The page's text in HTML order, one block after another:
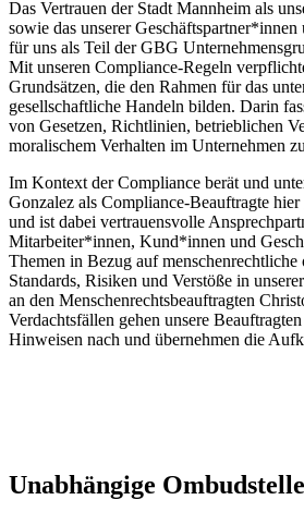
Das Vertrauen der Stadt Mannheim als
sowie das unserer
für uns als Teil der GBG
Mit unseren Compliance-Regeln
Grundsätzen, die den Rahmen für das
gesellschaftliche Handeln bilden. Darin
von Gesetzen, Richtlinien, betrieblichen
moralischem Verhalten im Unternehmen
Im Kontext der Compliance berät und
Gonzalez als Compliance-Beauftragte hier
und ist dabei vertrauensvolle
Mitarbeiter*innen, Kund*innen und
Themen in Bezug auf menschenrechtliche
Standards, Risiken und Verstöße in
an den Menschenrechtsbeauftragten
Verdachtsfällen gehen unsere
Hinweisen nach und übernehmen die
Unabhängige Ombudstelle